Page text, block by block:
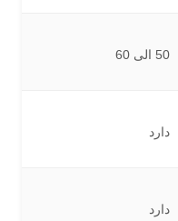
50 الی 60
دارد
دارد